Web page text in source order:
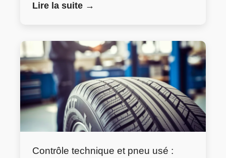
Lire la suite →
Contrôle technique et pneu usé :